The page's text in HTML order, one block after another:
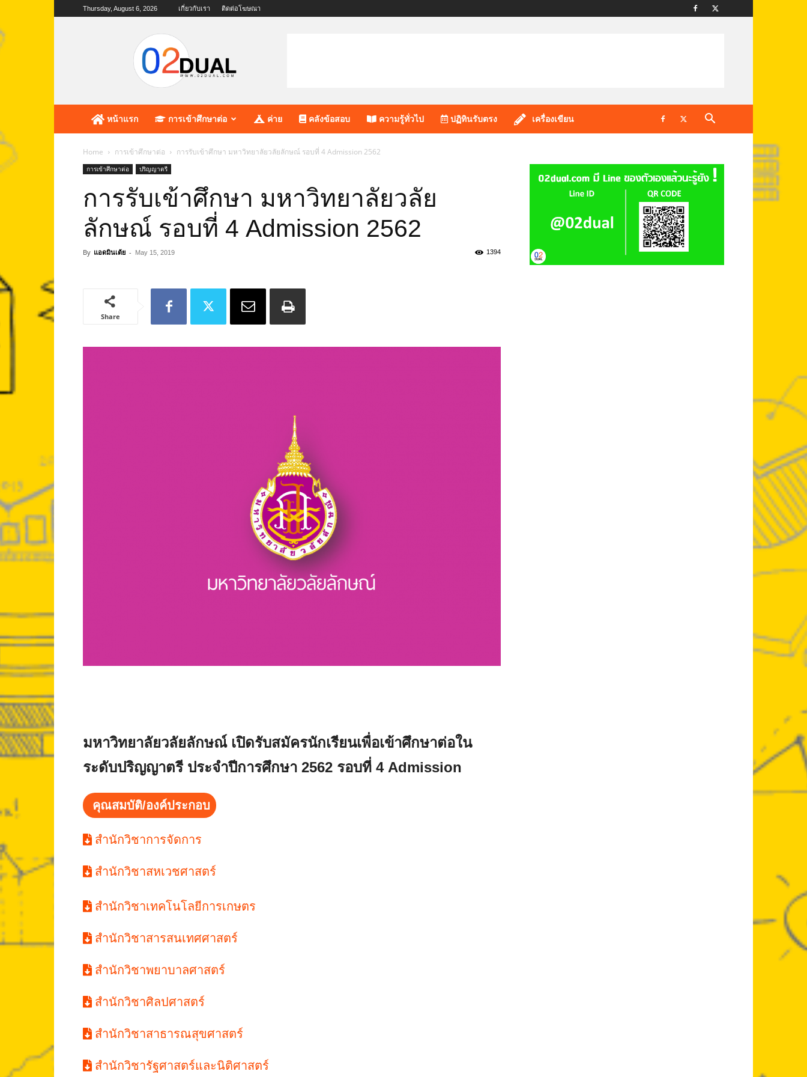
Thursday, August 6, 2026 เกี่ยวกับเรา ติดต่อโฆษณา
02dual.com
เว็บไซต์
หน้าแรก การเข้าศึกษาต่อ ค่าย คลังข้อสอบ ความรู้ทั่วไป ปฏิทินรับตรง เครื่องเขียน
Home การเข้าศึกษาต่อ การรับเข้าศึกษา มหาวิทยาลัยวลัยลักษณ์ รอบที่ 4 Admission 2562
การเข้าศึกษาต่อ ปริญญาตรี
การรับเข้าศึกษา มหาวิทยาลัยวลัย
ลักษณ์ รอบที่ 4 Admission 2562
By แอดมินเต้ย - May 15, 2019 1394
Share
มหาวิทยาลัยวลัยลักษณ์ เปิดรับสมัครนักเรียนเพื่อเข้าศึกษาต่อใน
ระดับปริญญาตรี ประจำปีการศึกษา 2562 รอบที่ 4 Admission
คุณสมบัติ/องค์ประกอบ
สำนักวิชาการจัดการ
สำนักวิชาสหเวชศาสตร์
สำนักวิชาเทคโนโลยีการเกษตร
สำนักวิชาสารสนเทศศาสตร์
สำนักวิชาพยาบาลศาสตร์
สำนักวิชาศิลปศาสตร์
สำนักวิชาสาธารณสุขศาสตร์
สำนักวิชารัฐศาสตร์และนิติศาสตร์